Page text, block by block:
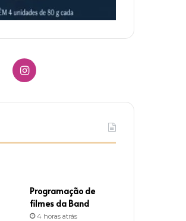
I
t
g
r
Programação de
filmes da Band
4 horas atrás